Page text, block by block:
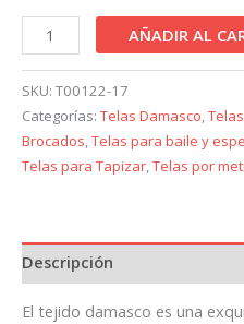
AÑADIR AL
SKU: T00122-17
Categorías: Telas Damasco,
Brocados,Telas para baile y
Telas para Tapizar,Telas por
Descripción
El tejido damasco es una